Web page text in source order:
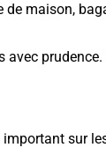
de maison,
sur